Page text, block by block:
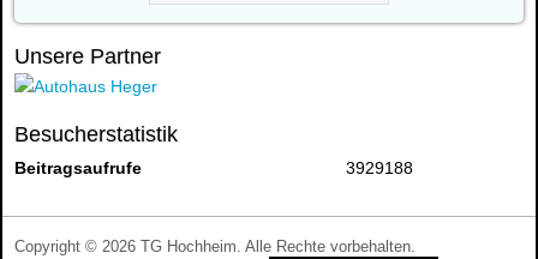
Unsere Partner
Besucherstatistik
Beitragsaufrufe 3929188
Copyright © 2026 TG Hochheim. Alle Rechte vorbehalten.